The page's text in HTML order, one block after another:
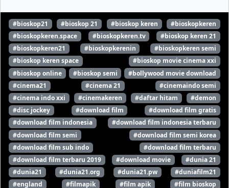
#bioskop21 #bioskop 21 #bioskop keren
#bioskopkeren
#bioskopkeren.space
#bioskopkeren.tv
#bioskop keren 21
#bioskopkeren21
#bioskopkerenin
#bioskopkeren semi
#bioskop keren space
#bioskop movie cinema xxi
#bioskop online
#bioskop semi
#bollywood movie download
#cinema21
#cinema 21
#cinemaindo semi
#cinema indo xxi
#cinemakeren #daftar hitam
#demon
#disc jockey
#download film
#download film gratis
#download film indonesia
#download film indonesia terbaru
#download film semi
#download film semi korea
#download film sub indo
#download film terbaru
#download film terbaru 2019
#download movie
#dunia 21
#dunia21
#dunia21.org #dunia21.pw
#duniafilm21
#england
#filmapik #film apik
#film bioskop